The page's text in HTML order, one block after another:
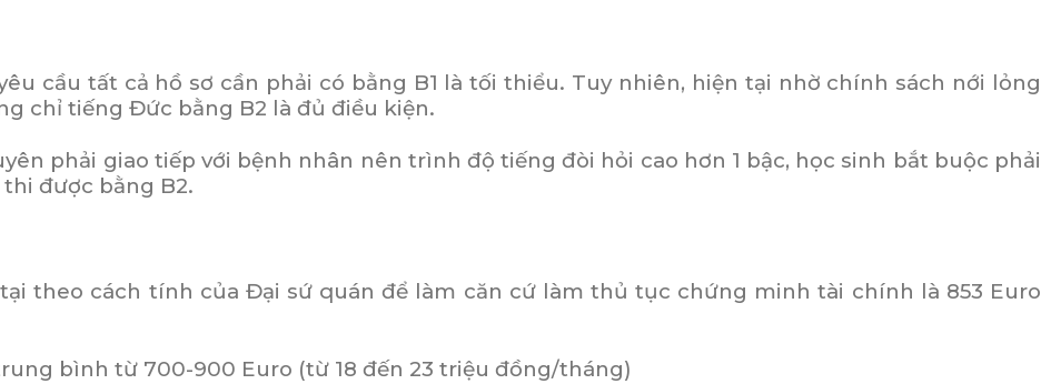
cầu tất cả hồ sơ cần phải có bằng B1 là tối thiểu. Tuy nhiên, hiện tại nhờ chính sách nới lỏng
chỉ tiếng Đức bằng B2 là đủ điều kiện.
phải giao tiếp với bệnh nhân nên trình độ tiếng đòi hỏi cao hơn 1 bậc, học sinh bắt buộc phải
được bằng B2.
theo cách tính của Đại sứ quán để làm căn cứ làm thủ tục chứng minh tài chính là 853 Euro
bình từ 700-900 Euro (từ 18 đến 23 triệu đồng/tháng)